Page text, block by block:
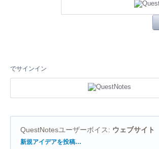
でサインイン
QuestNotesユーザーボイス: ウェブサイト
カ
新規アイデアを投稿…